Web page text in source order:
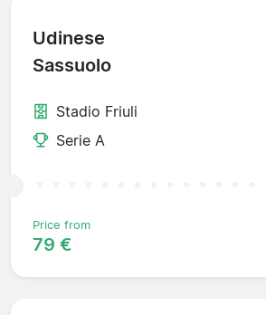
Udinese
Sassuolo
Stadio Friuli
Serie A
Price from
79 €